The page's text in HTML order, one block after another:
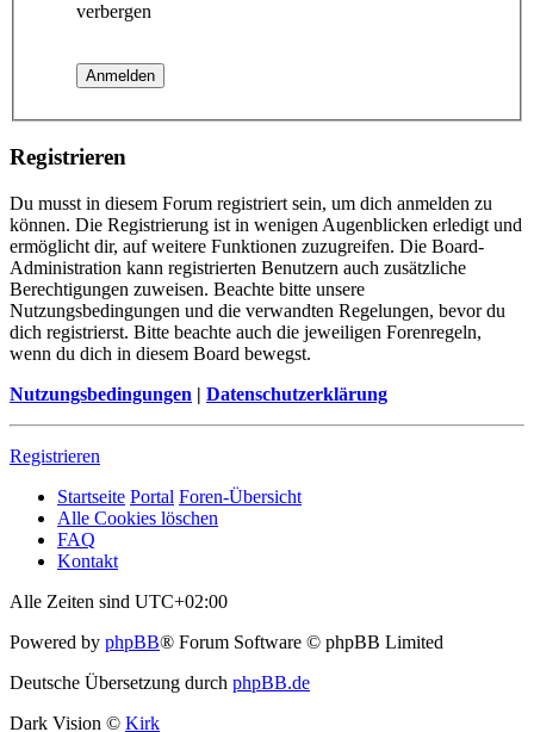
verbergen
Registrieren
Du musst in diesem Forum registriert sein, um dich anmelden zu
können. Die Registrierung ist in wenigen Augenblicken erledigt und
ermöglicht dir, auf weitere Funktionen zuzugreifen. Die Board-
Administration kann registrierten Benutzern auch zusätzliche
Berechtigungen zuweisen. Beachte bitte unsere
Nutzungsbedingungen und die verwandten Regelungen, bevor du
dich registrierst. Bitte beachte auch die jeweiligen Forenregeln,
wenn du dich in diesem Board bewegst.
Nutzungsbedingungen | Datenschutzerklärung
Registrieren
Startseite Portal Foren-Übersicht
Alle Cookies löschen
FAQ
Kontakt
Alle Zeiten sind UTC+02:00
Powered by phpBB® Forum Software © phpBB Limited
Deutsche Übersetzung durch phpBB.de
Dark Vision © Kirk